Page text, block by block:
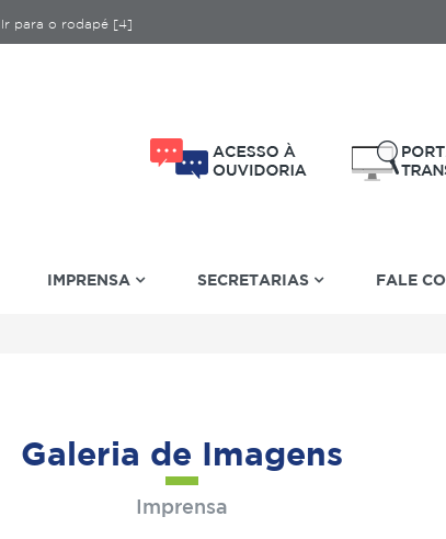
Ir para o rodapé [4]
IMPRENSA SECRETARIAS FALE
Galeria de Imagens
Imprensa